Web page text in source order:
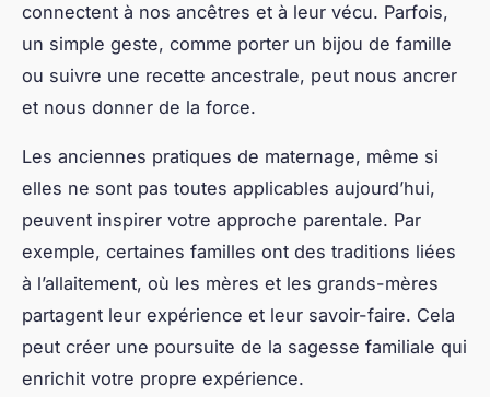
connectent à nos ancêtres et à leur vécu. Parfois,
un simple geste, comme porter un bijou de famille
ou suivre une recette ancestrale, peut nous ancrer
et nous donner de la force.
Les anciennes pratiques de maternage, même si
elles ne sont pas toutes applicables aujourd’hui,
peuvent inspirer votre approche parentale. Par
exemple, certaines familles ont des traditions liées
à l’allaitement, où les mères et les grands-mères
partagent leur expérience et leur savoir-faire. Cela
peut créer une poursuite de la sagesse familiale qui
enrichit votre propre expérience.